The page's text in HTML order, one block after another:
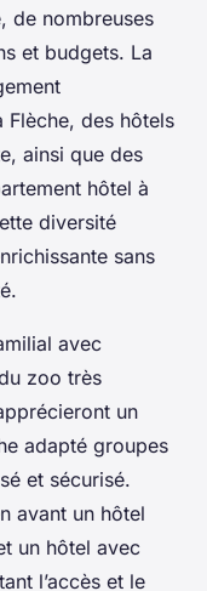
de nombreuses
et budgets. La
des hôtels
ainsi que des
hôtel à
diversité
sans
avec
zoo très
un
adapté groupes
et sécurisé.
avant un hôtel
un hôtel avec
l’accès et le